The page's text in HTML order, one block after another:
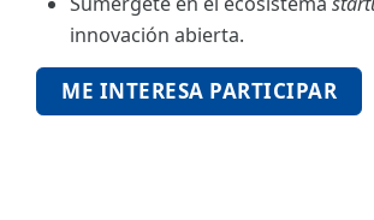
innovación abierta.
ME INTERESA PARTICIPAR